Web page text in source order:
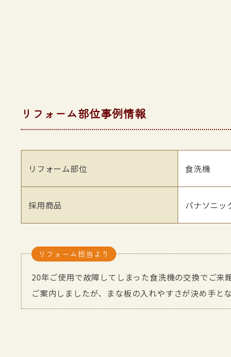
リフォーム部位事例情報
リフォーム部位 食洗機
採用商品 パナソニッ
リフォーム担当より
20年ご使用で故障してしまった食洗機の交換でご
ご案内しましたが、まな板の入れやすさが決め手と